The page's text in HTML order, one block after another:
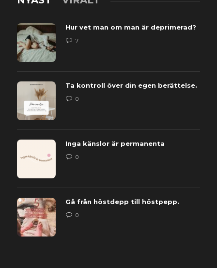
Hur vet man om man är deprimerad?
7
Ta kontroll över din egen berättelse.
0
Inga känslor är permanenta
0
Gå från höstdepp till höstpepp.
0